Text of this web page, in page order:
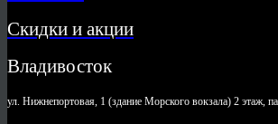
Скидки и акции
Владивосток
ул. Нижнепортовая, 1 (здание Морского вокзала) 2 этаж,